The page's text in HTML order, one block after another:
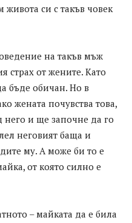
си с такъв човек
на такъв мъж
страх от жените. Като
бъде обичан. Но в
жената почувства това,
и ще започне да го
неговият баща и
му. А може би то е
от която силно е
– майката да е била